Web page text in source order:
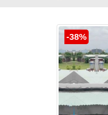
-38%